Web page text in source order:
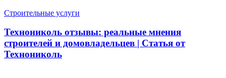
Строительные услуги
Технониколь отзывы: реальные мнения
строителей и домовладельцев | Статья от
Технониколь